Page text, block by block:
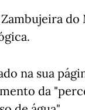
Zambujeira
na sua
da